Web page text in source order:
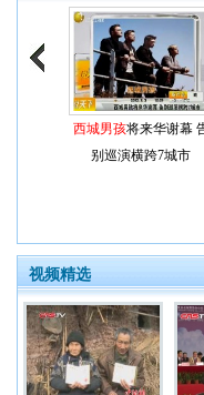
西城男孩将来华谢幕
别巡演横跨7城市
视频精选